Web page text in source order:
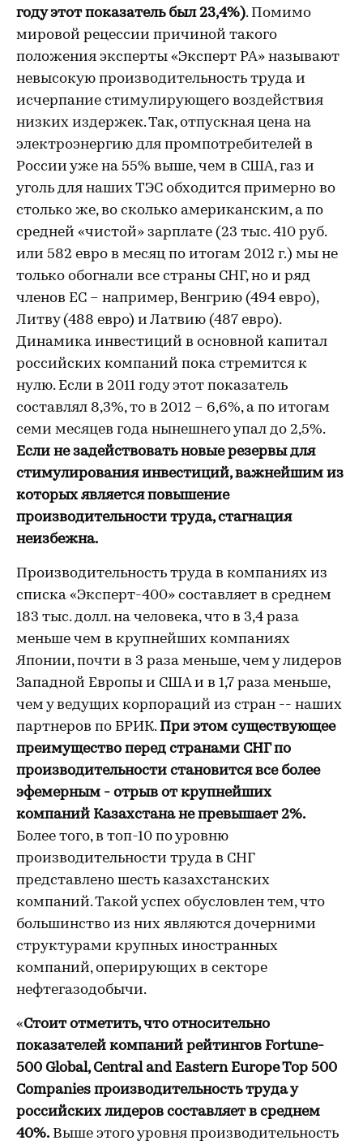
году этот показатель был 23,4%). Помимо
мировой рецессии причиной такого
положения эксперты «Эксперт РА» называют
невысокую производительность труда и
исчерпание стимулирующего воздействия
низких издержек. Так, отпускная цена на
электроэнергию для промпотребителей в
России уже на 55% выше, чем в США, газ и
уголь для наших ТЭС обходится примерно во
столько же, во сколько американским, а по
средней «чистой» зарплате (23 тыс. 410 руб.
или 582 евро в месяц по итогам 2012 г.) мы не
только обогнали все страны СНГ, но и ряд
членов ЕС – например, Венгрию (494 евро),
Литву (488 евро) и Латвию (487 евро).
Динамика инвестиций в основной капитал
российских компаний пока стремится к
нулю. Если в 2011 году этот показатель
составлял 8,3%, то в 2012 – 6,6%, а по итогам
семи месяцев года нынешнего упал до 2,5%.
Если не задействовать новые резервы для
стимулирования инвестиций, важнейшим из
которых является повышение
производительности труда, стагнация
неизбежна.
Производительность труда в компаниях из
списка «Эксперт-400» составляет в среднем
183 тыс. долл. на человека, что в 3,4 раза
меньше чем в крупнейших компаниях
Японии, почти в 3 раза меньше, чем у лидеров
Западной Европы и США и в 1,7 раза меньше,
чем у ведущих корпораций из стран -- наших
партнеров по БРИК. При этом существующее
преимущество перед странами СНГ по
производительности становится все более
эфемерным - отрыв от крупнейших
компаний Казахстана не превышает 2%.
Более того, в топ-10 по уровню
производительности труда в СНГ
представлено шесть казахстанских
компаний. Такой успех обусловлен тем, что
большинство из них являются дочерними
структурами крупных иностранных
компаний, оперирующих в секторе
нефтегазодобычи.
«Стоит отметить, что относительно
показателей компаний рейтингов Fortune-
500 Global, Central and Eastern Europe Top 500
Companies производительность труда у
российских лидеров составляет в среднем
40%. Выше этого уровня производительность